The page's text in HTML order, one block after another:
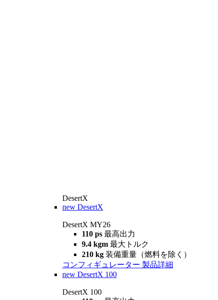
DesertX
new DesertX
DesertX MY26
110 ps 最高出力
9.4 kgm 最大トルク
210 kg 装備重量（燃料を除く）
コンフィギュレーター 製品詳細
new DesertX 100
DesertX 100